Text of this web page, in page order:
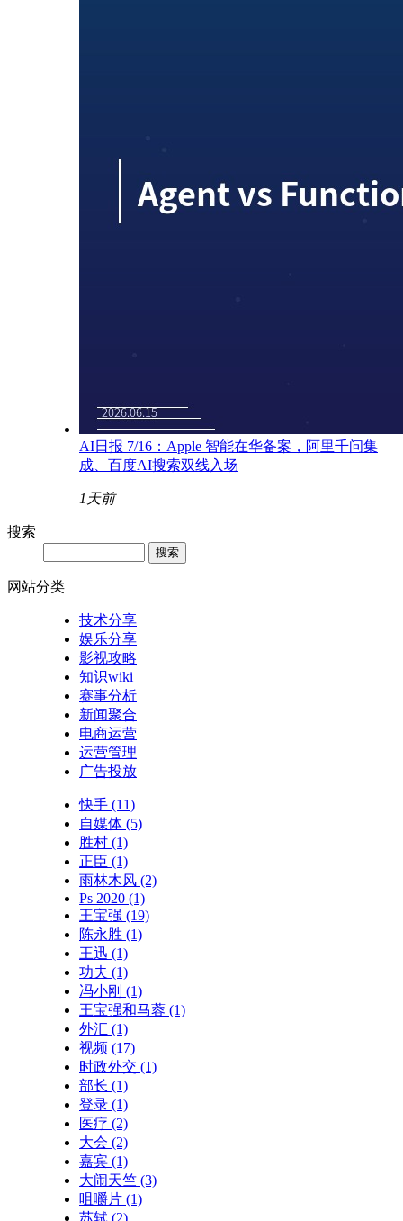
AI日报 7/16：Apple 智能在华备案，阿里千问集
成、百度AI搜索双线入场
1天前
搜索
网站分类
技术分享
娱乐分享
影视攻略
知识wiki
赛事分析
新闻聚合
电商运营
运营管理
广告投放
快手 (11)
自媒体 (5)
胜村 (1)
正臣 (1)
雨林木风 (2)
Ps 2020 (1)
王宝强 (19)
陈永胜 (1)
王迅 (1)
功夫 (1)
冯小刚 (1)
王宝强和马蓉 (1)
外汇 (1)
视频 (17)
时政外交 (1)
部长 (1)
登录 (1)
医疗 (2)
大会 (2)
嘉宾 (1)
大闹天竺 (3)
咀嚼片 (1)
苏轼 (2)